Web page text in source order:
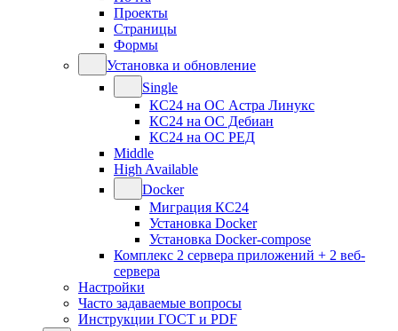
Проекты
Страницы
Формы
Установка и обновление
Single
КС24 на ОС Астра Линукс
КС24 на ОС Дебиан
КС24 на ОС РЕД
Middle
High Available
Docker
Миграция КС24
Установка Docker
Установка Docker-compose
Комплекс 2 сервера приложений + 2 веб-
сервера
Настройки
Часто задаваемые вопросы
Инструкции ГОСТ и PDF